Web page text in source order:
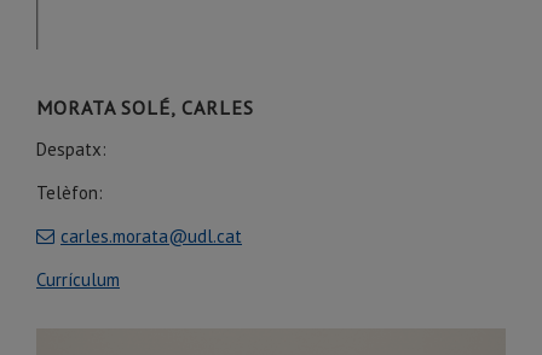
MORATA SOLÉ, CARLES
Despatx:
Telèfon:
carles.morata@udl.cat
Currículum